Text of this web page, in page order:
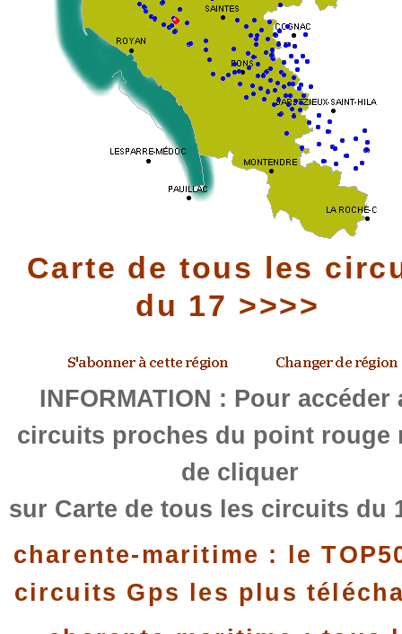
Carte de tous les
du 17 >>>>
INFORMATION : Pour accéder
circuits proches du point rouge
de cliquer
sur Carte de tous les circuits du
charente-maritime : le
circuits Gps les plus